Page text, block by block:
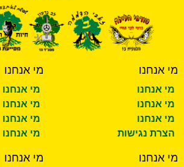
מי אנחנו
מי אנחנו
מי אנחנו
מי אנחנו
הצרת נגישות
מי אנחנו
מי אנחנו
מי אנחנו
מי אנחנו
מי אנחנו
מי אנחנו מי אנחנו